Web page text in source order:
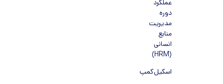
عملکرد
دوره
مدیریت
منابع
انسانی
(HRM)
اسکیل‌کمپ